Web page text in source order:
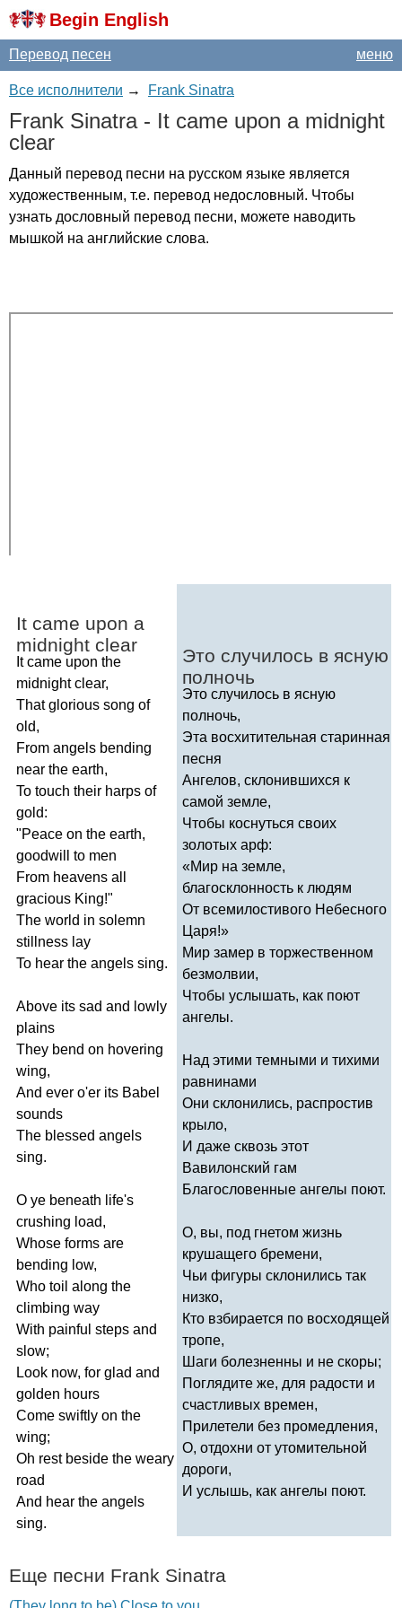
Begin English
меню
Перевод песен
Все исполнители → Frank Sinatra
Frank Sinatra- It came upon a midnight
clear
Данный перевод песни на русском языке является
художественным, т.е. перевод недословный. Чтобы
узнать дословный перевод песни, можете наводить
мышкой на английские слова.
It came upon a
midnight clear
It came upon the
midnight clear,
That glorious song of
old,
From angels bending
near the earth,
To touch their harps of
gold:
"Peace on the earth,
goodwill
to men
From heavens all
gracious King!"
The world in solemn
stillness lay
To hear the angels sing.
Above its sad and lowly
plains
They bend on hovering
wing,
And ever o'er its Babel
sounds
The blessed angels
sing.
O ye beneath life's
crushing load,
Whose forms are
bending low,
Who toil along the
climbing way
With painful steps and
slow;
Look now, for glad and
golden hours
Come swiftly on the
wing;
Oh rest beside the weary
road
And hear the angels
sing.
Это случилось в ясную
полночь
Это случилось в ясную
полночь,
Эта восхитительная старинная
песня
Ангелов, склонившихся к
самой земле,
Чтобы коснуться своих
золотых арф:
«Мир на земле,
благосклонность к людям
От всемилостивого Небесного
Царя!»
Мир замер в торжественном
безмолвии,
Чтобы услышать, как поют
ангелы.
Над этими темными и тихими
равнинами
Они склонились, распростив
крыло,
И даже сквозь этот
Вавилонский гам
Благословенные ангелы поют.
О, вы, под гнетом жизнь
крушащего бремени,
Чьи фигуры склонились так
низко,
Кто взбирается по восходящей
тропе,
Шаги болезненны и не скоры;
Поглядите же, для радости и
счастливых времен,
Прилетели без промедления,
О, отдохни от утомительной
дороги,
И услышь, как ангелы поют.
Еще песни Frank Sinatra